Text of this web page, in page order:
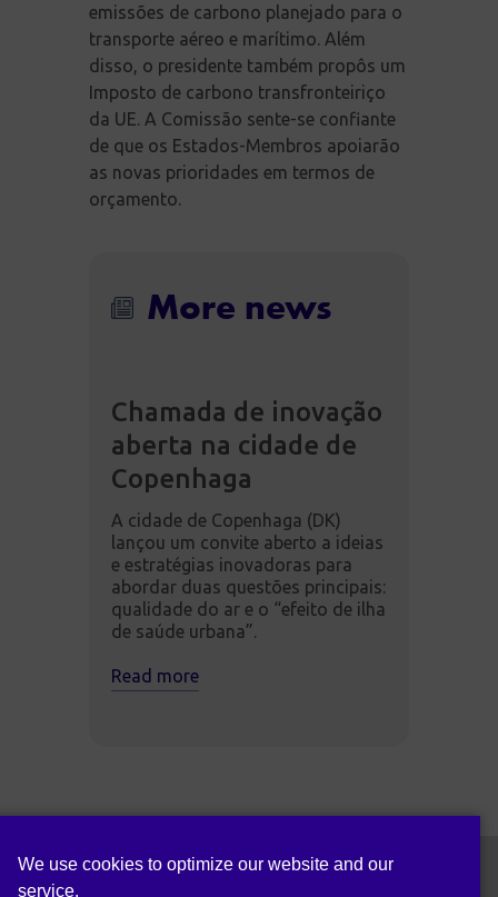
We use cookies to optimize our website and our
service.
emissões de carbono planejado para o
transporte aéreo e marítimo. Além
disso, o presidente também propôs um
Imposto de carbono transfronteiriço
da UE. A Comissão sente-se confiante
de que os Estados-Membros apoiarão
as novas prioridades em termos de
orçamento.
More news
Chamada de inovação
aberta na cidade de
Copenhaga
A cidade de Copenhaga (DK)
lançou um convite aberto a ideias
e estratégias inovadoras para
abordar duas questões principais:
qualidade do ar e o “efeito de ilha
de saúde urbana”.
Read more